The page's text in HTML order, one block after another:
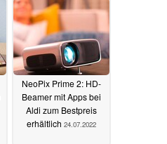
NeoPix Prime 2: HD-
Beamer mit Apps bei
Aldi zum Bestpreis
erhältlich 24.07.2022